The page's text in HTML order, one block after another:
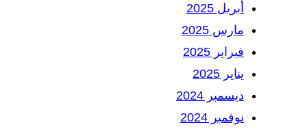
أبريل 2025
مارس 2025
فبراير 2025
يناير 2025
ديسمبر 2024
نوفمبر 2024